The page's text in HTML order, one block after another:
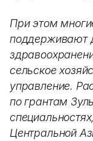
При этом
поддерживают
сельское
управление.
по грантам
Центральной